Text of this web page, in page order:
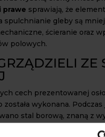
prawe sprawiają, że
spulchnianie gleby są
ścieranie oraz
polowych.
ZE
cech prezentowanej
została wykonana. Podczas
stal borową, znaną z
na ścieranie i długiej